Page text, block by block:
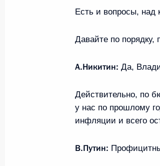
Разделы сайта
Президента
Есть и вопросы, над
Давайте по порядку,
А.Никитин: Да,
Действительно, по
у нас по прошлому
инфляции и всего
В.Путин: